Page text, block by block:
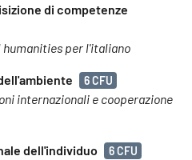
di competenze
humanities per l'italiano
6 CFU
internazionali e cooperazione
dell'individuo 6 CFU